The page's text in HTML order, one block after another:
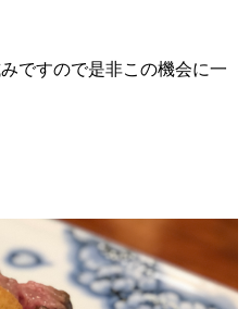
ですので是非この機会に一